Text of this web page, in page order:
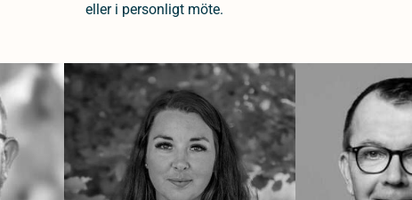
eller i personligt möte.